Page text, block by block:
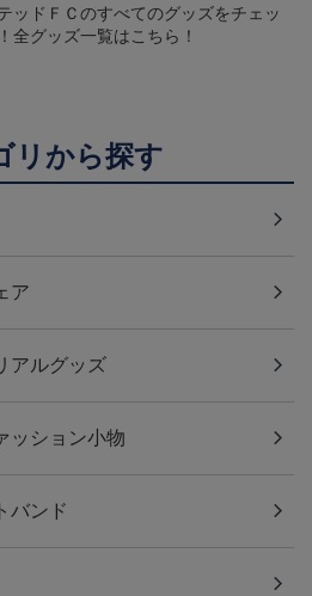
ッドＦＣのすべてのグッズをチェッ
全グッズ一覧はこちら！
リから探す
ア
アルグッズ
ッション小物
バンド